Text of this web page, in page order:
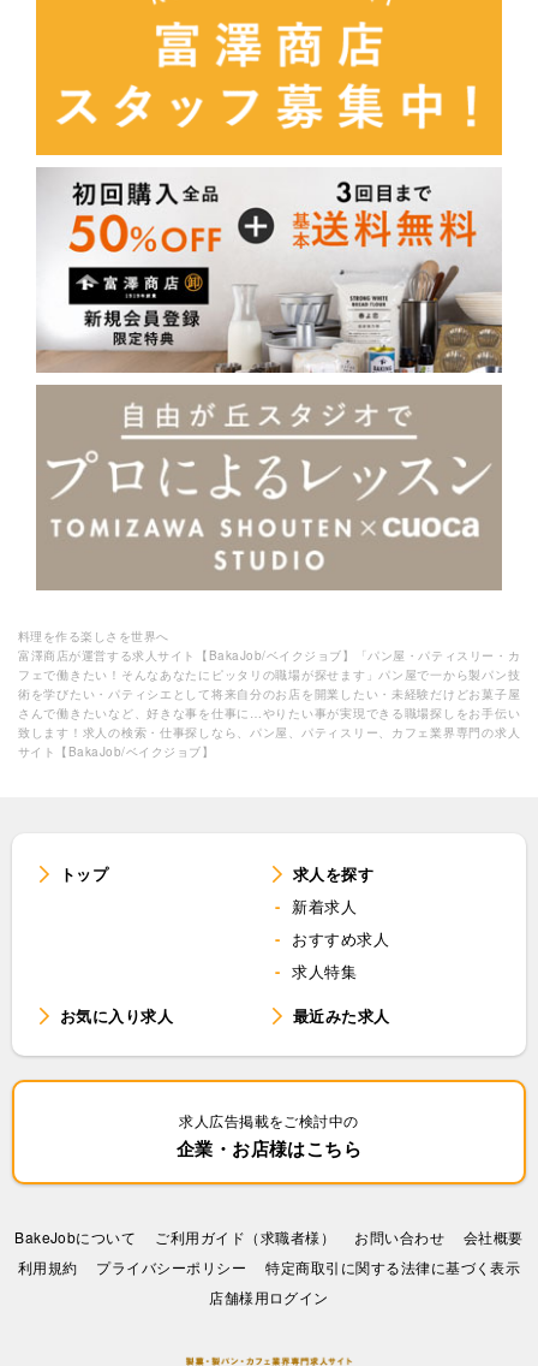
料理を作る楽しさを世界へ
富澤商店が運営する求人サイト【BakaJob/ベイクジョブ】「パン屋・パティスリー・カ
フェで働きたい！そんなあなたにピッタリの職場が探せます」パン屋で一から製パン技
術を学びたい・パティシエとして将来自分のお店を開業したい・未経験だけどお菓子屋
さんで働きたいなど、好きな事を仕事に…やりたい事が実現できる職場探しをお手伝い
致します！求人の検索・仕事探しなら、パン屋、パティスリー、カフェ業界専門の求人
サイト【BakaJob/ベイクジョブ】
トップ
求人を探す
新着求人
おすすめ求人
求人特集
お気に入り求人
最近みた求人
求人広告掲載をご検討中の
企業・お店様はこちら
BakeJobについて ご利用ガイド（求職者様） お問い合わせ
会社概要
利⽤規約
プライバシーポリシー
特定商取引に関する法律に基づく表示
店舗様用ログイン